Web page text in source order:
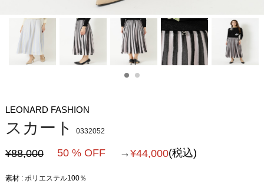
LEONARD FASHION
スカート 0332052
¥88,000 50 % OFF →¥44,000(税込)
素材 : ポリエステル100％